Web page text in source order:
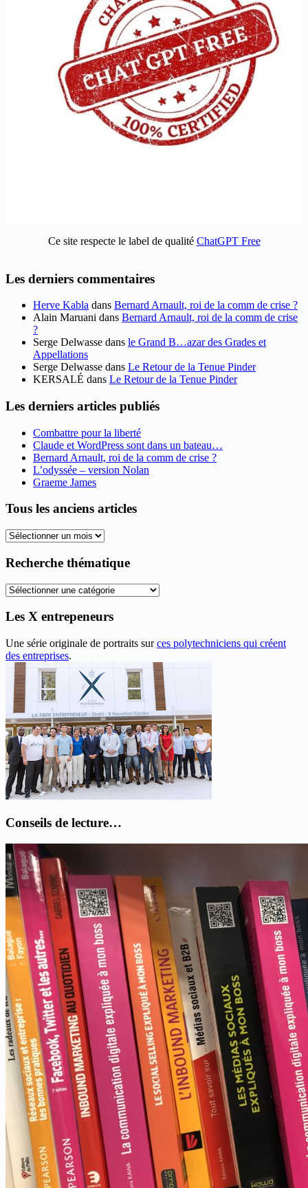
Ce site respecte le label de qualité ChatGPT Free
Les derniers commentaires
Herve Kabla dans Bernard Arnault, roi de la comm de crise ?
Alain Maruani dans Bernard Arnault, roi de la comm de crise
?
Serge Delwasse dans le Grand B…azar des Grades et
Appellations
Serge Delwasse dans Le Retour de la Tenue Pinder
KERSALÉ dans Le Retour de la Tenue Pinder
Les derniers articles publiés
Combattre pour la liberté
Claude et WordPress sont dans un bateau…
Bernard Arnault, roi de la comm de crise ?
L’odyssée – version Nolan
Graeme James
Tous les anciens articles
Tous
anciens
Recherche thématique
Recherche
Les X entrepeneurs
Une série originale de portraits surces polytechniciens qui créent
des entreprises.
Conseils de lecture…